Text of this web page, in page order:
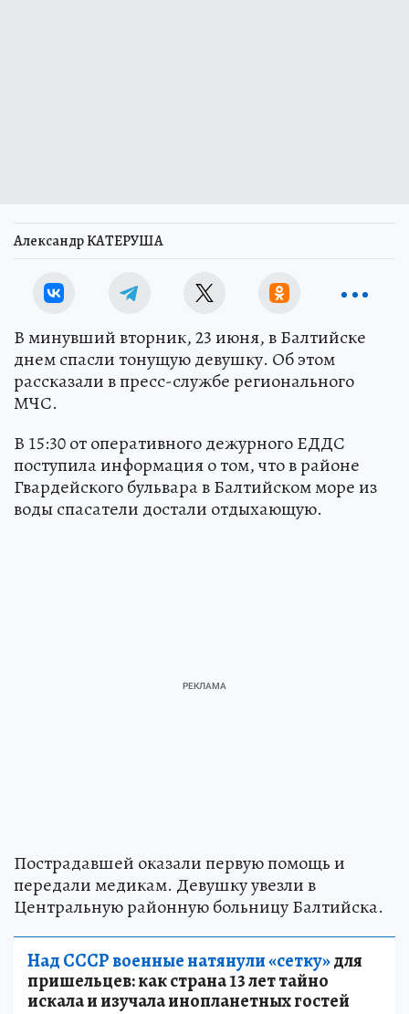
Александр КАТЕРУША
В минувший вторник, 23 июня, в Балтийске
днем спасли тонущую девушку. Об этом
рассказали в пресс-службе регионального
МЧС.
В 15:30 от оперативного дежурного ЕДДС
поступила информация о том, что в районе
Гвардейского бульвара в Балтийском море из
воды спасатели достали отдыхающую.
Пострадавшей оказали первую помощь и
передали медикам. Девушку увезли в
Центральную районную больницу Балтийска.
Над СССР военные натянули «сетку»для
пришельцев: как страна 13 лет тайно
искала и изучала инопланетных гостей